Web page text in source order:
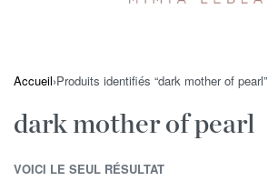
Accueil›Produits identifiés “dark mother of pearl”
dark mother of pearl
VOICI LE SEUL RÉSULTAT